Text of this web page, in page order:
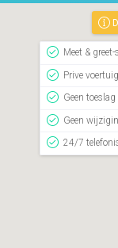
Meet & greet-
Prive
Geen
Geen
24/7